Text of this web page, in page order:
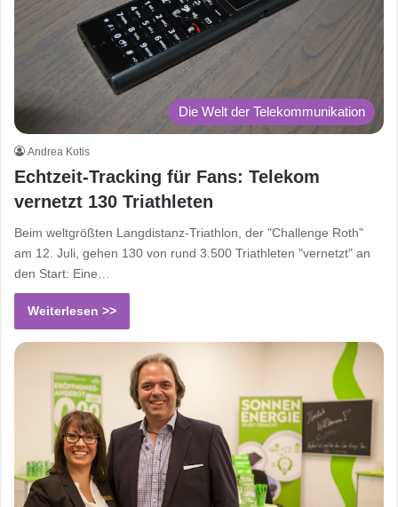
Die Welt der Telekommunikation
Andrea Kotis
Echtzeit-Tracking für Fans: Telekom
vernetzt 130 Triathleten
Beim weltgrößten Langdistanz-Triathlon, der "Challenge Roth"
am 12. Juli, gehen 130 von rund 3.500 Triathleten "vernetzt" an
den Start: Eine…
Weiterlesen >>